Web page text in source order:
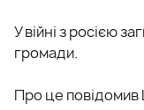
У війні з росією
громади.
Про це повідомив